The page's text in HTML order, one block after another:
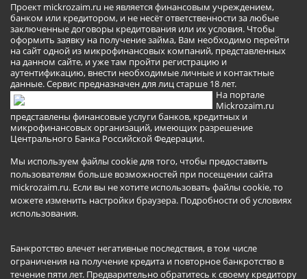
Проект mickrozaim.ru не является финансовым учреждением,
банком или кредитором, и не несёт ответственности за любые
заключенные договоры кредитования или их условия. Чтобы
оформить заявку на получение займа, Вам необходимо перейти
на сайт одной из микрофинансовых компаний, представленных
на данном сайте, и уже там пройти регистрацию и
аутентификацию, внести необходимые личные и контактные
данные. Сервис предназначен для лиц старше 18 лет.
На портале
Mickrozaim.ru
представлены финансовые услуги банков, кредитных и
микрофинансовых организаций, имеющих разрешение
Центрального Банка Российской Федерации.
Мы используем файлы cookie для того, чтобы предоставить
пользователям больше возможностей при посещении сайта
mickrozaim.ru. Если вы не хотите использовать файлы cookie, то
можете изменить настройки браузера. Подробности об условиях
использования.
Банкротство влечет негативные последствия, в том числе
ограничения на получение кредита и повторное банкротство в
течение пяти лет. Предварительно обратитесь к своему кредитору